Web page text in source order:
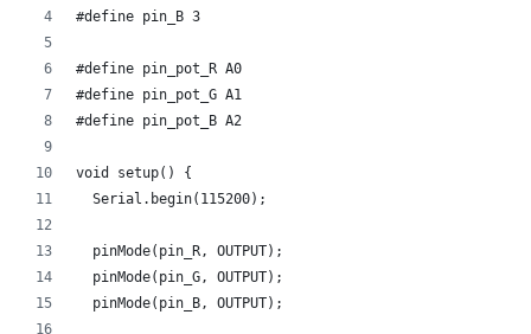
#define pin_B 3
#define pin_pot_R A0
#define pin_pot_G A1
#define pin_pot_B A2
void setup() {
  Serial.begin(115200);
  pinMode(pin_R, OUTPUT);
  pinMode(pin_G, OUTPUT);
  pinMode(pin_B, OUTPUT);